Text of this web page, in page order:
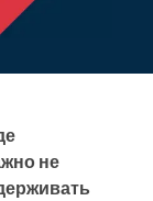
не